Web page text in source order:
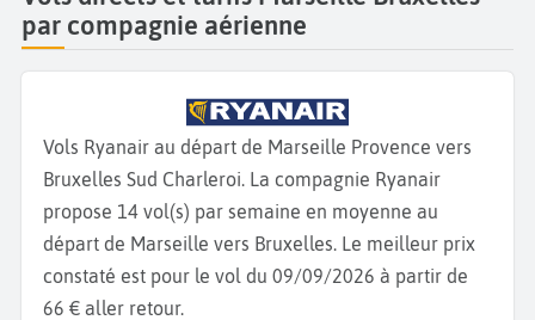
par compagnie aérienne
Vols Ryanair au départ de Marseille Provence vers
Bruxelles Sud Charleroi. La compagnie Ryanair
propose 14 vol(s) par semaine en moyenne au
départ de Marseille vers Bruxelles. Le meilleur prix
constaté est pour le vol du 09/09/2026 à partir de
66 € aller retour.